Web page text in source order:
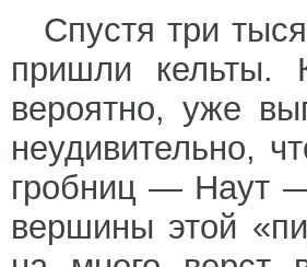
Спустя три
пришли кельты.
вероятно, уже
неудивительно,
гробниц — Наут —
вершины этой